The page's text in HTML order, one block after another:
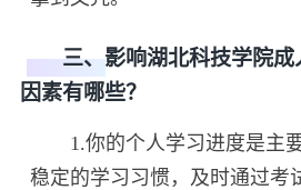
三、影响湖北科技学院成
因素有哪些？
1.你的个人学习进度是主
稳定的学习习惯，及时通过考